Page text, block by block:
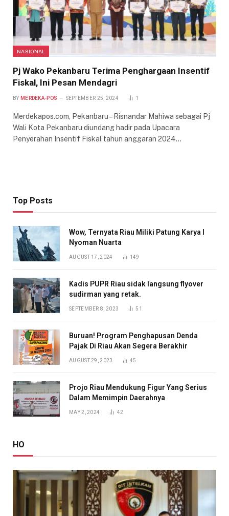
NASIONAL
Pj Wako Pekanbaru Terima Penghargaan Insentif
Fiskal, Ini Pesan Mendagri
BY MERDEKA-POS SEPTEMBER 25, 2024 1
Merdekapos.com, Pekanbaru – Risnandar Mahiwa sebagai Pj
Wali Kota Pekanbaru diundang hadir pada Upacara
Penyerahan Insentif Fiskal tahun anggaran 2024…
Top Posts
Wow, Ternyata Riau Miliki Patung Karya I
Nyoman Nuarta
AUGUST 17, 2024 149
Kadis PUPR Riau sidak langsung flyover
sudirman yang retak.
SEPTEMBER 8, 2023 51
Buruan! Program Penghapusan Denda
Pajak Di Riau Akan Segera Berakhir
AUGUST 29, 2023 45
Projo Riau Mendukung Figur Yang Serius
Dalam Memimpin Daerahnya
MAY 2, 2024 42
HO